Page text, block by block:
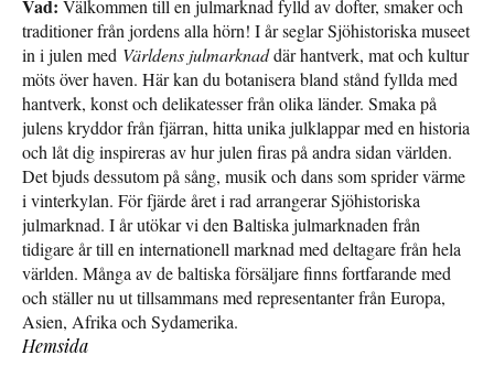
Vad: Välkommen till en julmarknad fylld av dofter, smaker och
traditioner från jordens alla hörn! I år seglar Sjöhistoriska museet
in i julen med Världens julmarknaddär hantverk, mat och kultur
möts över haven. Här kan du botanisera bland stånd fyllda med
hantverk, konst och delikatesser från olika länder. Smaka på
julens kryddor från fjärran, hitta unika julklappar med en historia
och låt dig inspireras av hur julen firas på andra sidan världen.
Det bjuds dessutom på sång, musik och dans som sprider värme
i vinterkylan. För fjärde året i rad arrangerar Sjöhistoriska
julmarknad. I år utökar vi den Baltiska julmarknaden från
tidigare år till en internationell marknad med deltagare från hela
världen. Många av de baltiska försäljare finns fortfarande med
och ställer nu ut tillsammans med representanter från Europa,
Asien, Afrika och Sydamerika.
Hemsida